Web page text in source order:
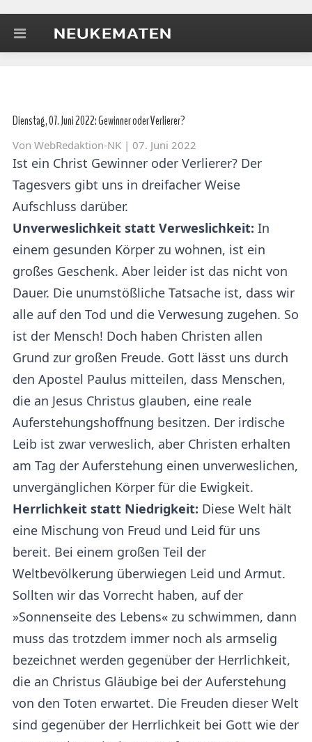
Dienstag, 07. Juni 2022: Gewinner oder Verlierer?
Von WebRedaktion-NK | 07. Juni 2022
Ist ein Christ Gewinner oder Verlierer? Der
Tagesvers gibt uns in dreifacher Weise
Aufschluss darüber.
Unverweslichkeit statt Verweslichkeit: In
einem gesunden Körper zu wohnen, ist ein
großes Geschenk. Aber leider ist das nicht von
Dauer. Die unumstößliche Tatsache ist, dass wir
alle auf den Tod und die Verwesung zugehen. So
ist der Mensch! Doch haben Christen allen
Grund zur großen Freude. Gott lässt uns durch
den Apostel Paulus mitteilen, dass Menschen,
die an Jesus Christus glauben, eine reale
Auferstehungshoffnung besitzen. Der irdische
Leib ist zwar verweslich, aber Christen erhalten
am Tag der Auferstehung einen unverweslichen,
unvergänglichen Körper für die Ewigkeit.
Herrlichkeit statt Niedrigkeit: Diese Welt hält
eine Mischung von Freud und Leid für uns
bereit. Bei einem großen Teil der
Weltbevölkerung überwiegen Leid und Armut.
Sollten wir das Vorrecht haben, auf der
»Sonnenseite des Lebens« zu schwimmen, dann
muss das trotzdem immer noch als armselig
bezeichnet werden gegenüber der Herrlichkeit,
die an Christus Gläubige bei der Auferstehung
von den Toten erwartet. Die Freuden dieser Welt
sind gegenüber der Herrlichkeit bei Gott wie der